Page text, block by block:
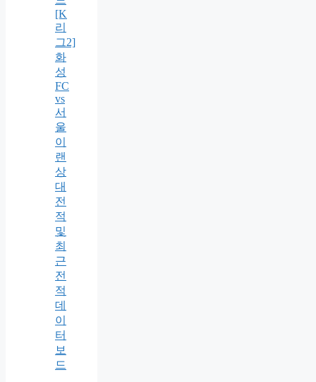
[K
리
그2]
화
성
FC
vs
서
울
이
랜
상
대
전
적
및
최
근
전
적
데
이
터
보
드